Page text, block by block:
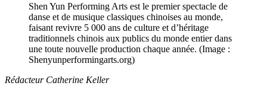
Shen Yun Performing Arts est le premier spectacle de
danse et de musique classiques chinoises au monde,
faisant revivre 5 000 ans de culture et d’héritage
traditionnels chinois aux publics du monde entier dans
une toute nouvelle production chaque année. (Image :
Shenyunperformingarts.org)
Rédacteur Catherine Keller